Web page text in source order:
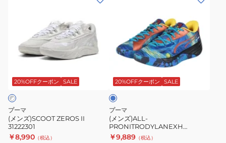
31222301
20%OFFクーポン SALE
プーマ
(メンズ)SCOOT ZEROS II
31222301
￥8,990 （税込）
PRONITRODYLANEXH
31135401
20%OFFクーポン SALE
ル
ー
プーマ
(メンズ)ALL-
PRONITRODYLANEXH
31135401
￥9,889 （税込）